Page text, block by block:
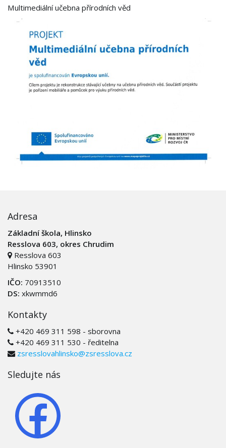
Multimediální učebna přírodních věd
Adresa
Základní škola, Hlinsko
Resslova 603, okres Chrudim
Resslova 603
Hlinsko 53901
IČO: 70913510
DS: xkwmmd6
Kontakty
+420 469 311 598 - sborovna
+420 469 311 530 - ředitelna
zsresslovahlinsko@zsresslova.cz
Sledujte nás